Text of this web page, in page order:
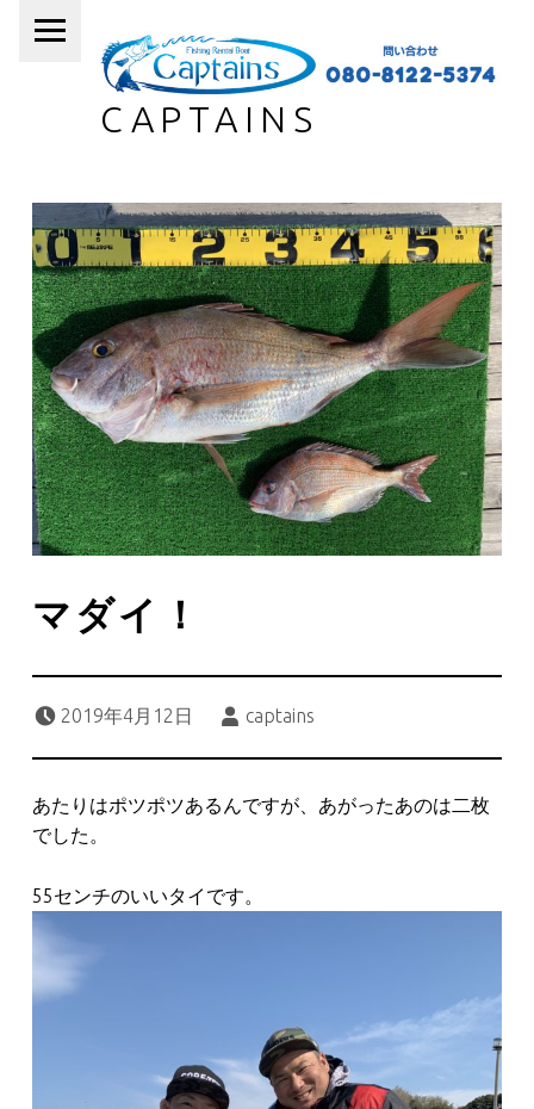
CAPTAINS
マダイ！
2019年4月12日
captains
あたりはポツポツあるんですが、あがったあのは二枚
でした。
55センチのいいタイです。